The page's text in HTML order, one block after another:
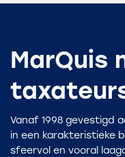
MarQuis
Vanaf 1998 gevestigd
in een karakteristieke
sfeervol en vooral